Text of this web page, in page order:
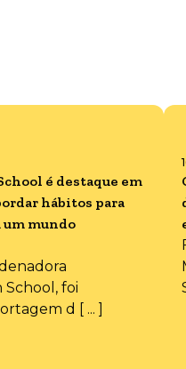
é destaque em
hábitos para
mundo
School, foi
d [ ... ]